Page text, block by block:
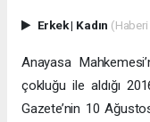
Erkek| Kadın
Anayasa
çokluğu ile aldığı
Gazete’nin 10